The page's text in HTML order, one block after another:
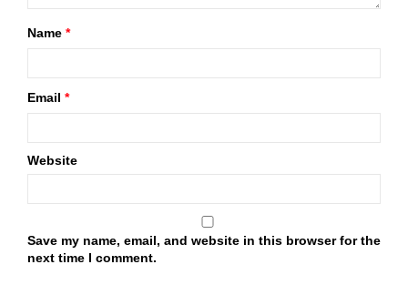
Name *
Email *
Website
Save my name, email, and website in this browser for the
next time I comment.